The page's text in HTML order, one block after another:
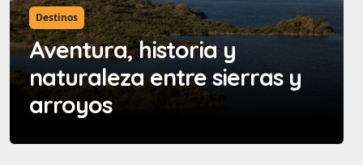
Destinos
Aventura, historia y
naturaleza entre sierras y
arroyos